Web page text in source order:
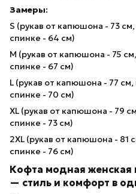
Замеры:
S (рукав от капюшона - 73
спинке - 64 см)
M (рукав от капюшона - 75
спинке - 67 см)
L (рукав от капюшона - 77
спинке - 70 см)
XL (рукав от капюшона - 79
спинке - 73 см)
2XL (рукав от капюшона - 81
спинке - 76 см)
Кофта модная женская
— стиль и комфорт в